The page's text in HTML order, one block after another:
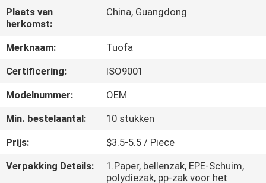
ONS
FABRIEKSTOCHT
KWALITEITSCONTROLE
NEEM
CONTACT
MET
Plaats van
herkomst:
China, Guangdong
Merknaam:
Tuofa
Certificering:
ISO9001
Modelnummer:
OEM
Min. bestelaantal:
10 stukken
Prijs:
$3.5-5.5 / Piece
Verpakking Details:
1.Paper, bellenzak, EPE-Schuim,
polydiezak, pp-zak voor het